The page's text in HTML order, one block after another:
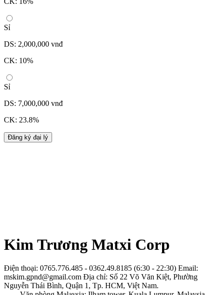
Sỉ
DS: 2,000,000 vnđ
CK: 10%
Sỉ
DS: 7,000,000 vnđ
CK: 23.8%
Đăng ký đại lý
Kim Trương Matxi Corp
Điện thoại: 0765.776.485 - 0362.49.8185 (6:30 - 22:30) Email:
mskim.gpnd@gmail.com Địa chỉ: Số 22 Võ Văn Kiệt, Phường
Nguyễn Thái Bình, Quận 1, Tp. HCM, Việt Nam.